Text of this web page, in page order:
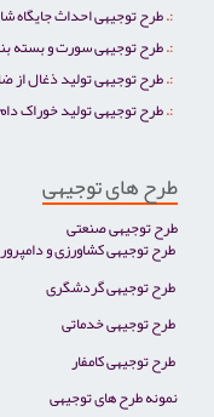
طرح توجیهی احداث جایگاه
طرح توجیهی سورت و
طرح توجیهی تولید ذغال از
طرح توجیهی تولید خوراک
طرح های توجیهی
طرح توجیهی صنعتی
طرح توجیهی کشاورزی و
طرح توجیهی گردشگری
طرح توجیهی خدماتی
طرح توجیهی کامفار
نمونه طرح های توجیهی